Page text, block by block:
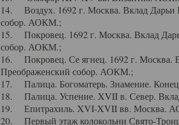
14. Воздух. 1692 г. Москва. Вклад Дарьи
собор. АОКМ.;
15. Покровец. 1692 г. Москва. Вклад
собор. АОКМ.;
16. Покровец. Се ягнец. 1692 г. Москва.
Преображенский собор. АОКМ.;
17. Палица. Богоматерь. Знамение.
18. Палица. Успение. XVII в. Север.
19. Епитрахиль. XVI-XVII вв. Москва.
20. Первый этаж колокольни Свято-